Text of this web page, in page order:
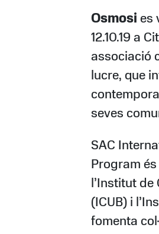
Osmosi es
12.10.19 a
associació
lucre, que
seves
SAC
Program
l’Institut
(ICUB) i
fomenta